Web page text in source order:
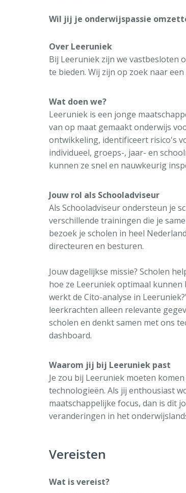
Wil jij je onderwijspassie
Over Leeruniek
Bij Leeruniek zijn we vastbesloten
te bieden. Wij zijn op zoek naar
Wat doen we?
Leeruniek is een jonge
van op maat gemaakt onderwijs
ontwikkeling, identificeert risico's
individueel, groeps-, jaar- en
kunnen ze snel en nauwkeurig
Jouw rol als Schooladviseur
Als Schooladviseur ondersteun je
verschillende trainingen die je
bezoek je scholen in heel
directeuren en besturen.
Jouw dagelijkse missie? Scholen
hoe ze Leeruniek optimaal
werkt de Cito-analyse in
leerkrachten alleen relevante
scholen en denkt samen met ons
dashboard.
Waarom jij bij Leeruniek past
Je zou bij Leeruniek moeten
technologieën. Als jij enthousiast
maatschappelijke focus, dan is dit
veranderingen in het
Vereisten
Wat is vereist?